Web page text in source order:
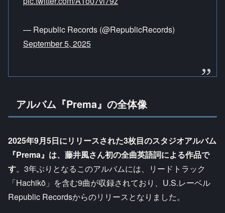
— Republic Records (@RepublicRecords)
September 5, 2025
アルバム『Prema』の全体像
2025年9月5日にリリースされた3枚目のスタジオアルバム
『Prema』は、藤井風さん初の全曲英語詞による作品で
す。3年ぶりとなるこのアルバムには、リードトラック
「Hachikō」を含む9曲が収録されており、U.S.レーベル
Republic Recordsからのリリースとなりました。